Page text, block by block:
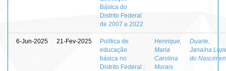
Básica do
Distrito Federal
de 2007 a 2022
6-Jun-2025 21-Fev-2025
Política de
educação
básica no
Distrito Federal :
Henrique,
Maria
Carolina
Morais
Duarte,
Janaína
do